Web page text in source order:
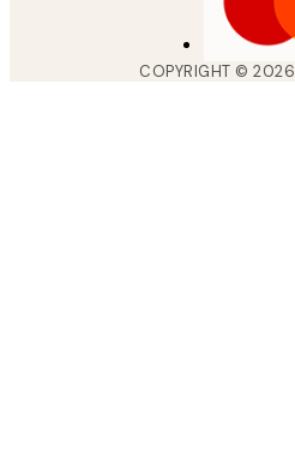
COPYRIGHT ©2026